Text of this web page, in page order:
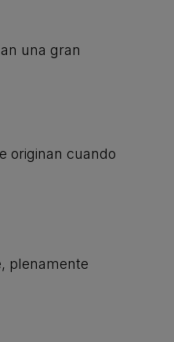
una gran
originan cuando
plenamente